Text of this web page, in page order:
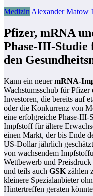
Medizin Alexander Matow
Pfizer, mRNA
Phase‑III-
den
Kann ein neuermRNA-
Wachstumsschub für
Investoren, die bereits auf
oder die Konkurrenz von
eine erfolgreiche
Impfstoff für ältere
einen Markt, der bis Ende
US‑Dollar jährlich
von wachsendem
Wettbewerb und
und teils auch GSK zählen
kleinere Spezialanbieter
Hintertreffen geraten